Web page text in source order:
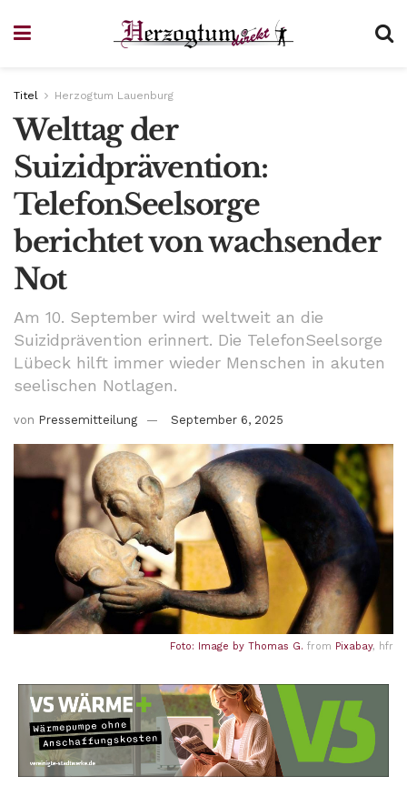
Titel Herzogtum Lauenburg
Welttag der
Suizidprävention:
TelefonSeelsorge
berichtet von wachsender
Not
Am 10. September wird weltweit an die
Suizidprävention erinnert. Die TelefonSeelsorge
Lübeck hilft immer wieder Menschen in akuten
seelischen Notlagen.
von Pressemitteilung September 6, 2025
Foto: Image by Thomas G. from Pixabay, hfr